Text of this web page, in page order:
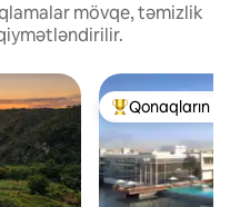
mövqe, təmizlik
Populyar
Qonaqların